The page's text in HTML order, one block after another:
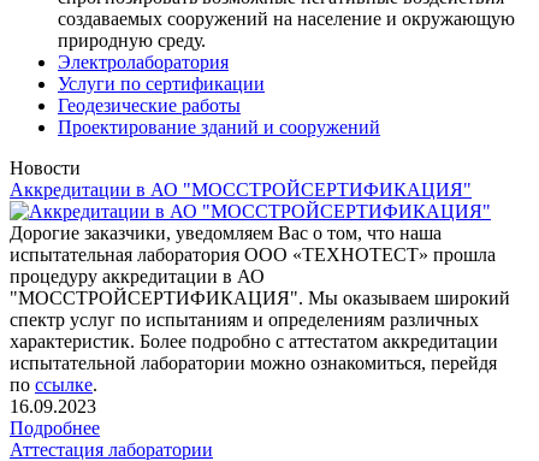
создаваемых сооружений на население и окружающую
природную среду.
Электролаборатория
Услуги по сертификации
Геодезические работы
Проектирование зданий и сооружений
Новости
Аккредитации в АО "МОССТРОЙСЕРТИФИКАЦИЯ"
Дорогие заказчики, уведомляем Вас о том, что наша
испытательная лаборатория ООО «ТЕХНОТЕСТ» прошла
процедуру аккредитации в АО
"МОССТРОЙСЕРТИФИКАЦИЯ". Мы оказываем широкий
спектр услуг по испытаниям и определениям различных
характеристик. Более подробно с аттестатом аккредитации
испытательной лаборатории можно ознакомиться, перейдя
по ссылке.
16.09.2023
Подробнее
Аттестация лаборатории